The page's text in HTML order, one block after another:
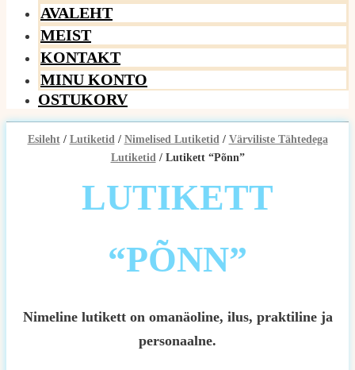
AVALEHT
MEIST
KONTAKT
MINU KONTO
OSTUKORV
Esileht/ Lutiketid/ Nimelised Lutiketid/ Värviliste Tähtedega
Lutiketid/ Lutikett “Põnn”
LUTIKETT
“PÕNN”
Nimeline lutikett on omanäoline, ilus, praktiline ja
personaalne.